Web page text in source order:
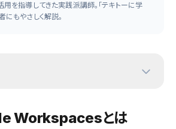
を指導してきた実践派講師。「テキトーに学
にもやさしく解説。
Workspacesとは